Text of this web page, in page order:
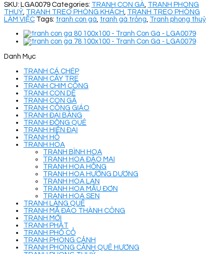
SKU: LGA0079 Categories: TRANH CON GÀ TRANH PHONG
THUỶ TRANH TREO PHÒNG KHÁCH TRANH TREO PHÒNG
LÀM VIỆC Tags: tranh con gà tranh gà trống Tranh phong thuỷ
Danh Mục
TRANH CÁ CHÉP
TRANH CÂY TRE
TRANH CHIM CÔNG
TRANH CON DÊ
TRANH CON GÀ
TRANH CÔNG GIÁO
TRANH ĐẠI BÀNG
TRANH ĐỒNG QUÊ
TRANH HIỆN ĐẠI
TRANH HỔ
TRANH HOA
TRANH BÌNH HOA
TRANH HOA ĐÀO MAI
TRANH HOA HỒNG
TRANH HOA HƯỚNG DƯƠNG
TRANH HOA LAN
TRANH HOA MẪU ĐƠN
TRANH HOA SEN
TRANH LÀNG QUÊ
TRANH MÃ ĐÁO THÀNH CÔNG
TRANH MỚI
TRANH PHẬT
TRANH PHỐ CỔ
TRANH PHONG CẢNH
TRANH PHONG CẢNH QUÊ HƯƠNG